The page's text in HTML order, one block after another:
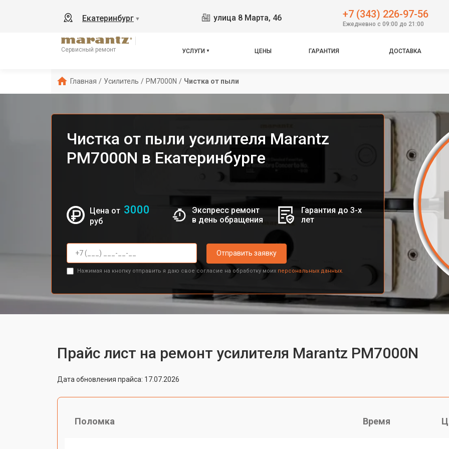
Екатеринбург ▼ улица 8 Марта, 46 +7 (343) 226-97-56
Ежедневно с 09:00 до 21:00
Сервисный ремонт УСЛУГИ ЦЕНЫ ГАРАНТИЯ ДОСТАВКА
Главная / Усилитель / PM7000N / Чистка от пыли
Чистка от пыли усилителя Marantz
PM7000N в Екатеринбурге
Цена от 3000
руб
Экспресс ремонт
в день обращения
Гарантия до 3-х
лет
Отправить заявку
Нажимая на кнопку отправить я даю свое согласие на обработку моих персональных данных.
Прайс лист на ремонт усилителя Marantz PM7000N
Дата обновления прайса: 17.07.2026
Поломка Время